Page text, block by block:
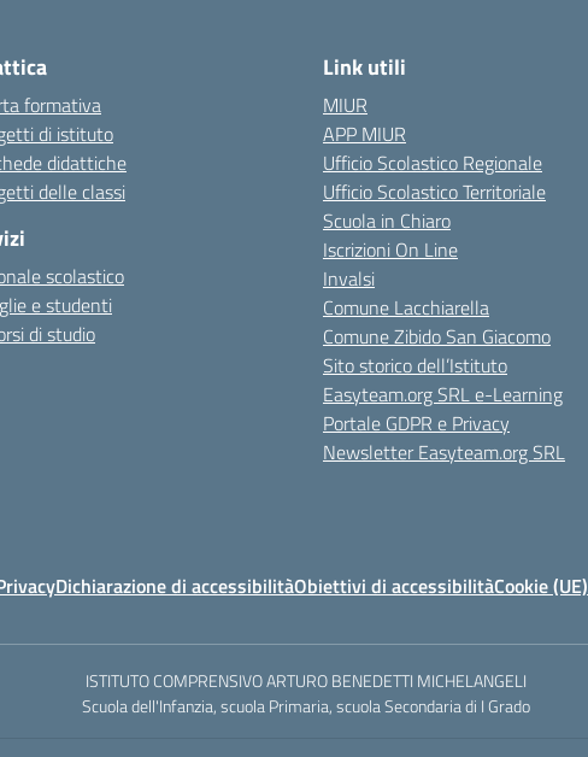
formativa
di istituto
didattiche
delle classi
scolastico
e studenti
di studio
Link utili
MIUR
APP MIUR
Ufficio Scolastico Regionale
Ufficio Scolastico Territoriale
Scuola in Chiaro
Iscrizioni On Line
Invalsi
Comune Lacchiarella
Comune Zibido San Giacomo
Sito storico dell’Istituto
Easyteam.org SRL e-Learning
Portale GDPR e Privacy
Newsletter Easyteam.org SRL
Dichiarazione di accessibilitàObiettivi di accessibilitàCookie (UE)
ISTITUTO COMPRENSIVO ARTURO BENEDETTI MICHELANGELI
Scuola dell'Infanzia, scuola Primaria, scuola Secondaria di I Grado